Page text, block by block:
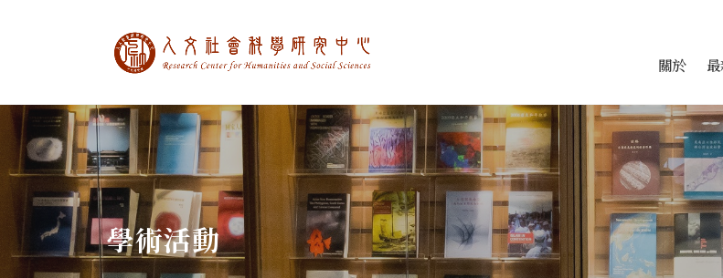
中央研究院人文社會科學研究中心 跳至中央
關於
學術活動